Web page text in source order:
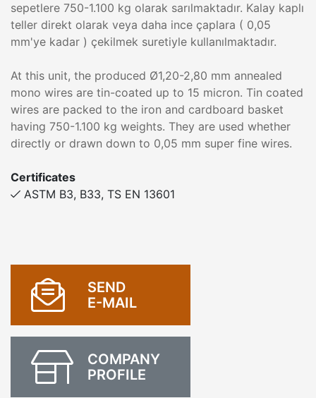
sepetlere 750-1.100 kg olarak sarılmaktadır. Kalay kaplı
teller direkt olarak veya daha ince çaplara ( 0,05
mm'ye kadar ) çekilmek suretiyle kullanılmaktadır.
At this unit, the produced Ø1,20-2,80 mm annealed
mono wires are tin-coated up to 15 micron. Tin coated
wires are packed to the iron and cardboard basket
having 750-1.100 kg weights. They are used whether
directly or drawn down to 0,05 mm super fine wires.
Certificates
ASTM B3, B33, TS EN 13601
SEND
E-MAIL
COMPANY
PROFILE